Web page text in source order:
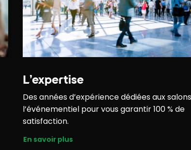
L’expertise
Des années d’expérience dédiées aux
l’événementiel pour vous garantir 100 % de
satisfaction.
En savoir plus